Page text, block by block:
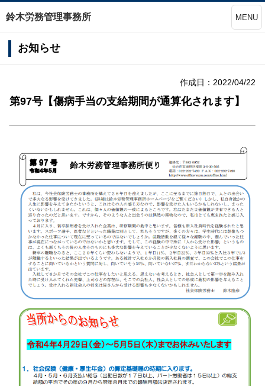
鈴木労務管理事務所 MENU
お知らせ
作成日：2022/04/22
第97号【傷病手当の支給期間が通算化されます】